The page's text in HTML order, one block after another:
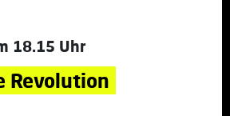
18.15 Uhr
Revolution